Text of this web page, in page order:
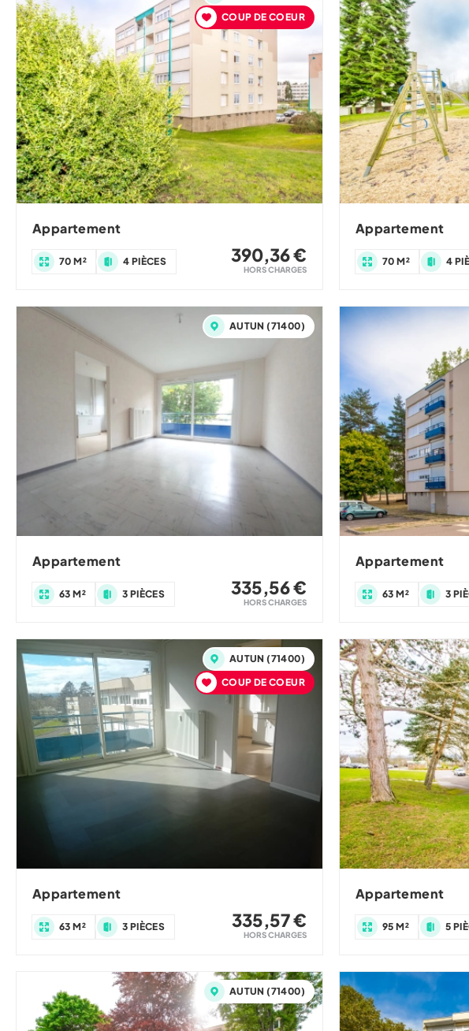
COUP DE COEUR
Appartement
70 M² 4 PIÈCES 390,36 €
HORS CHARGES
Appartement
70 M² 4
AUTUN (71400)
Appartement
63 M² 3 PIÈCES 335,56 €
HORS CHARGES
Appartement
63 M² 3
AUTUN (71400)
COUP DE COEUR
Appartement
63 M² 3 PIÈCES 335,57 €
HORS CHARGES
Appartement
95 M² 5
AUTUN (71400)